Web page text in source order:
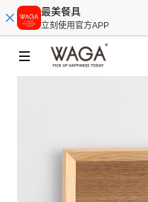
最美餐具
立刻使用官方APP